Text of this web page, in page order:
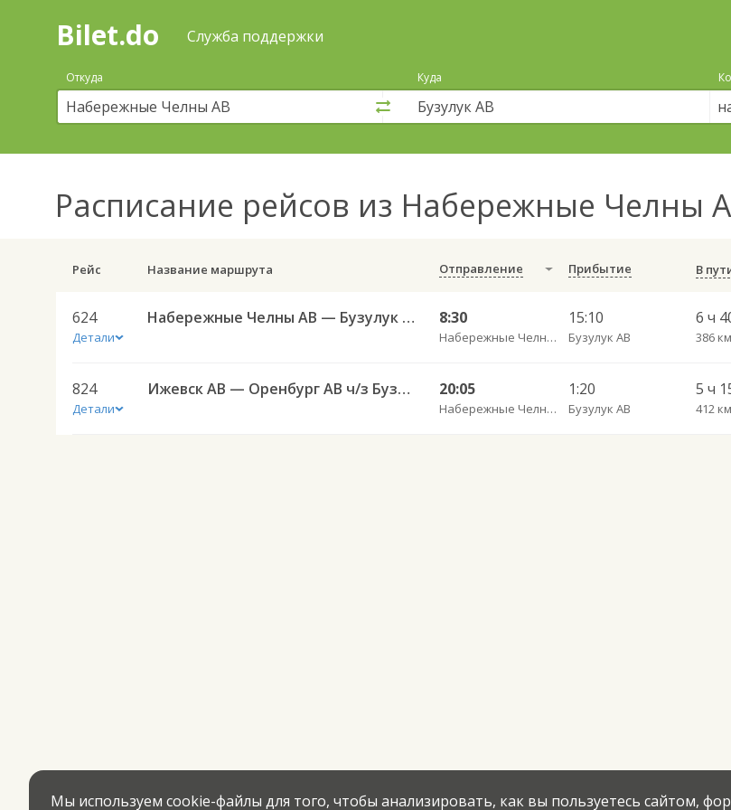
Поиск
покупка
билетов
автобус
онлайн
Bilet.do Служба поддержки
Откуда Куда
Расписание рейсов из Набережные Челны
Рейс Название маршрута Отправление Прибытие В
624
Детали
Набережные Челны АВ — Бузулук АВ 624 8:30
Набережные Челны АВ
15:10
Бузулук АВ
6 ч
386 км
824
Детали
Ижевск АВ — Оренбург АВ ч/з Бузулук АВ 824 20:05
Набережные Челны АВ
1:20
Бузулук АВ
5 ч
412 км
Мы используем cookie-файлы для того, чтобы анализировать, как вы пользуетесь сайтом,